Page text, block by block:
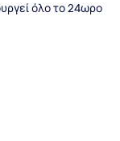
όλο το 24ωρο